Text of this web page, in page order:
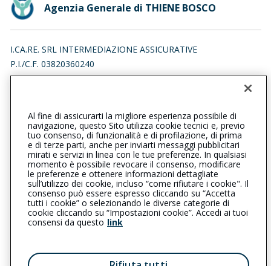
Agenzia Generale di THIENE BOSCO
I.CA.RE. SRL INTERMEDIAZIONE ASSICURATIVE
P.I./C.F. 03820360240
VIA TRIESTE 181, 36016 THIENE (VI)
0445372221 0445372221
thienebosco@cattolica.it
icare@legalmail.it
L’intermediario è soggetto al controllo dell’IVASS. Consulta il
Registro RUI al seguentelink
Privacy | Cookie | Il Gruppo Generali
Al fine di assicurarti la migliore esperienza possibile di
navigazione, questo Sito utilizza cookie tecnici e, previo
tuo consenso, di funzionalità e di profilazione, di prima
e di terze parti, anche per inviarti messaggi pubblicitari
mirati e servizi in linea con le tue preferenze. In qualsiasi
momento è possibile revocare il consenso, modificare
le preferenze e ottenere informazioni dettagliate
sull’utilizzo dei cookie, incluso “come rifiutare i cookie". Il
consenso può essere espresso cliccando su “Accetta
tutti i cookie” o selezionando le diverse categorie di
cookie cliccando su “Impostazioni cookie”. Accedi ai tuoi
consensi da questo link